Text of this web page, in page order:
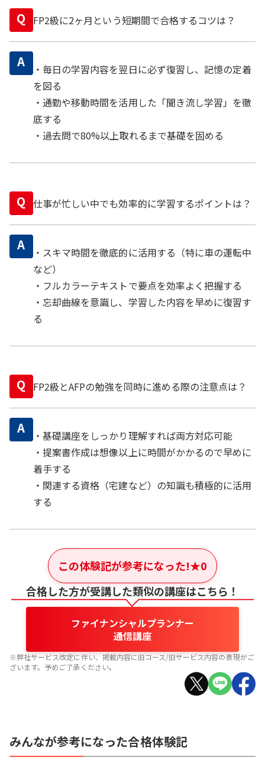
Q FP2級に2ヶ月という短期間で合格するコツは？
A
・毎日の学習内容を翌日に必ず復習し、記憶の定着
を図る
・通勤や移動時間を活用した「聞き流し学習」を徹
底する
・過去問で80%以上取れるまで基礎を固める
Q 仕事が忙しい中でも効率的に学習するポイントは？
A
・スキマ時間を徹底的に活用する（特に車の運転中
など）
・フルカラーテキストで要点を効率よく把握する
・忘却曲線を意識し、学習した内容を早めに復習す
る
Q FP2級とAFPの勉強を同時に進める際の注意点は？
A
・基礎講座をしっかり理解すれば両方対応可能
・提案書作成は想像以上に時間がかかるので早めに
着手する
・関連する資格（宅建など）の知識も積極的に活用
する
この体験記が参考になった!★0
合格した方が受講した類似の講座はこちら！
ファイナンシャルプランナー
通信講座
※弊社サービス改定に伴い、掲載内容に旧コース/旧サービス内容の表現がご
ざいます。予めご了承ください。
みんなが参考になった合格体験記